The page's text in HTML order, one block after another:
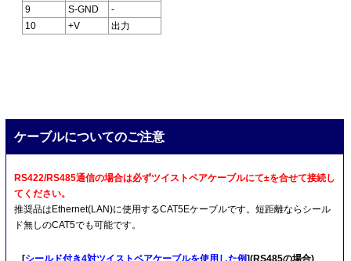
9
S-GND
-
10
+V 出力
ケーブルについてのご注意
RS422/RS485通信の場合は必ずツイストペアケーブルにて±を合せて接続し
てください。
推奨品はEthernet(LAN)に使用するCAT5Eケーブルです。短距離ならシール
ド無しのCAT5でも可能です。
[シールド付き4対ツイストペアケーブルを使用した例](RS485の場合)